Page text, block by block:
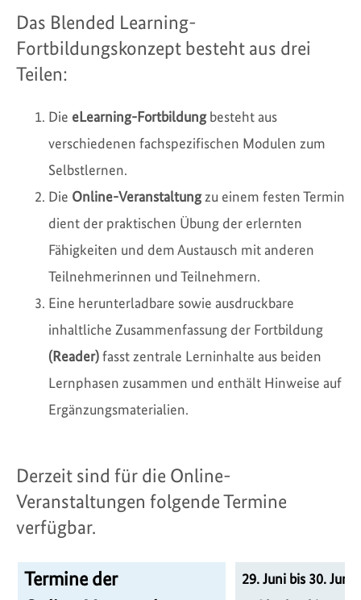
Das Blended Learning-
Fortbildungskonzept besteht aus drei
Teilen:
Die eLearning-Fortbildungbesteht aus
verschiedenen fachspezifischen Modulen zum
Selbstlernen.
Die Online-Veranstaltungzu einem festen Termin
dient der praktischen Übung der erlernten
Fähigkeiten und dem Austausch mit anderen
Teilnehmerinnen und Teilnehmern.
Eine herunterladbare sowie ausdruckbare
inhaltliche Zusammenfassung der Fortbildung
(Reader)fasst zentrale Lerninhalte aus beiden
Lernphasen zusammen und enthält Hinweise auf
Ergänzungsmaterialien.
Derzeit sind für die Online-
Veranstaltungen folgende Termine
verfügbar.
Termine der
29. Juni bis 30. Juni